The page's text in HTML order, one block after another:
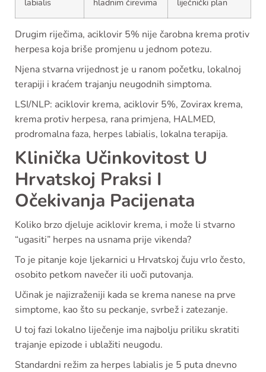
labialis hladnim čirevima liječnički plan
Drugim riječima, aciklovir 5% nije čarobna krema protiv
herpesa koja briše promjenu u jednom potezu.
Njena stvarna vrijednost je u ranom početku, lokalnoj
terapiji i kraćem trajanju neugodnih simptoma.
LSI/NLP: aciklovir krema, aciklovir 5%, Zovirax krema,
krema protiv herpesa, rana primjena, HALMED,
prodromalna faza, herpes labialis, lokalna terapija.
Klinička Učinkovitost U
Hrvatskoj Praksi I
Očekivanja Pacijenata
Koliko brzo djeluje aciklovir krema, i može li stvarno
“ugasiti” herpes na usnama prije vikenda?
To je pitanje koje ljekarnici u Hrvatskoj čuju vrlo često,
osobito petkom navečer ili uoči putovanja.
Učinak je najizraženiji kada se krema nanese na prve
simptome, kao što su peckanje, svrbež i zatezanje.
U toj fazi lokalno liječenje ima najbolju priliku skratiti
trajanje epizode i ublažiti neugodu.
Standardni režim za herpes labialis je 5 puta dnevno